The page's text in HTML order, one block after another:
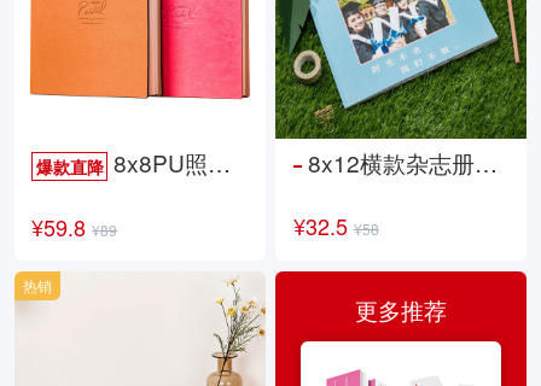
爆款直降 8x8PU照片书NewLife
¥59.8 ¥89
8x12横款杂志册26p
¥32.5 ¥58
热销
更多推荐